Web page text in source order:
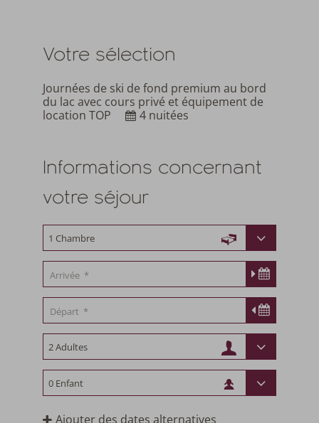
Votre sélection
Journées de ski de fond premium au bord
du lac avec cours privé et équipement de
location TOP
4 nuitées
Informations concernant
votre séjour
Ajouter des dates alternatives